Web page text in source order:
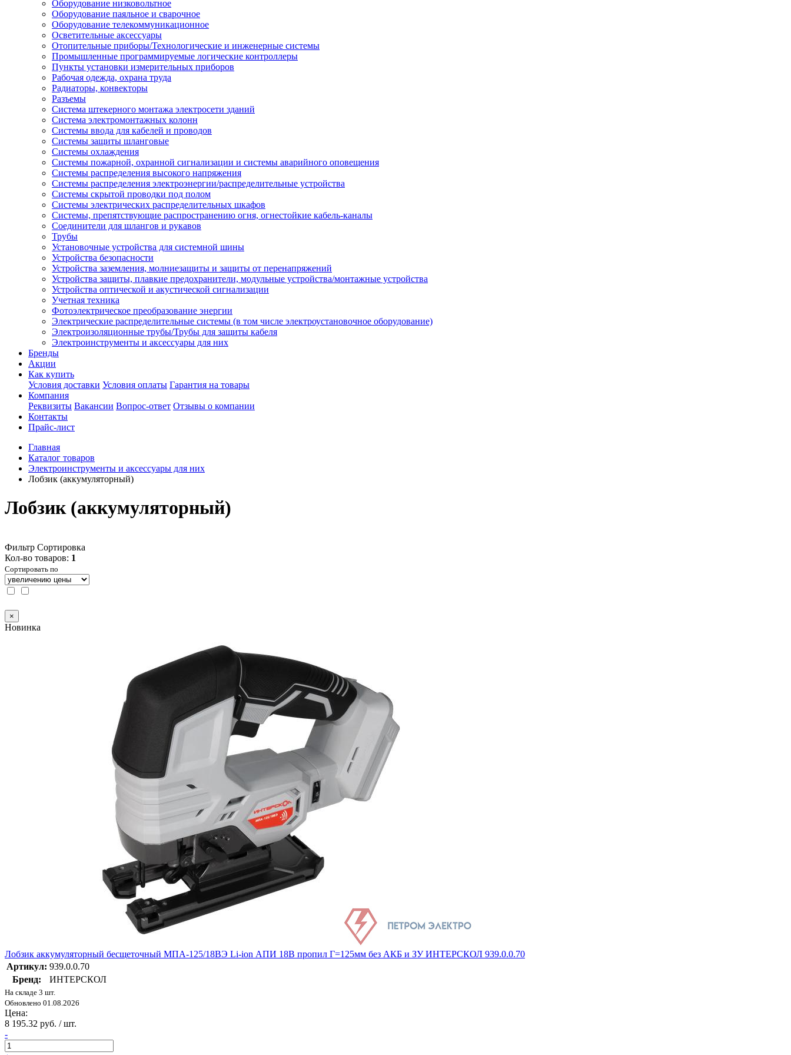
Оборудование низковольтное
Оборудование паяльное и сварочное
Оборудование телекоммуникационное
Осветительные аксессуары
Отопительные приборы/Технологические и инженерные системы
Промышленные программируемые логические контроллеры
Пункты установки измерительных приборов
Рабочая одежда, охрана труда
Радиаторы, конвекторы
Разъемы
Система штекерного монтажа электросети зданий
Система электромонтажных колонн
Системы ввода для кабелей и проводов
Системы защиты шланговые
Системы охлаждения
Системы пожарной, охранной сигнализации и системы аварийного оповещения
Системы распределения высокого напряжения
Системы распределения электроэнергии/распределительные устройства
Системы скрытой проводки под полом
Системы электрических распределительных шкафов
Системы, препятствующие распространению огня, огнестойкие кабель-каналы
Соединители для шлангов и рукавов
Трубы
Установочные устройства для системной шины
Устройства безопасности
Устройства заземления, молниезащиты и защиты от перенапряжений
Устройства защиты, плавкие предохранители, модульные устройства/монтажные устройства
Устройства оптической и акустической сигнализации
Учетная техника
Фотоэлектрическое преобразование энергии
Электрические распределительные системы (в том числе электроустановочное оборудование)
Электроизоляционные трубы/Трубы для защиты кабеля
Электроинструменты и аксессуары для них
Бренды
Акции
Как купить
Условия доставки Условия оплаты Гарантия на товары
Компания
Реквизиты Вакансии Вопрос-ответ Отзывы о компании
Контакты
Прайс-лист
Главная
Каталог товаров
Электроинструменты и аксессуары для них
Лобзик (аккумуляторный)
Лобзик (аккумуляторный)
Фильтр Сортировка
Кол-во товаров: 1
Сортировать по
×
Новинка
Лобзик аккумуляторный бесщеточный МПА-125/18ВЭ Li-ion АПИ 18В пропил Г=125мм без АКБ и ЗУ ИНТЕРСКОЛ 939.0.0.70
Артикул: 939.0.0.70
Бренд:
ИНТЕРСКОЛ
На складе 3 шт.
Обновлено 01.08.2026
Цена:
8 195.32 руб. / шт.
-